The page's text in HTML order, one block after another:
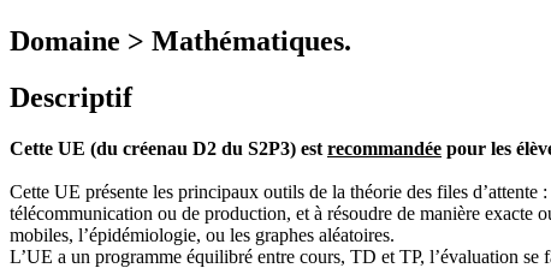
Domaine > Mathématiques.
Descriptif
Cette UE (du créenau D2 du S2P3) est recommandée pour les
Cette UE présente les principaux outils de la théorie des files
télécommunication ou de production, et à résoudre de manière exacte
mobiles, l’épidémiologie, ou les graphes aléatoires.
L’UE a un programme équilibré entre cours, TD et TP, l’évaluation se